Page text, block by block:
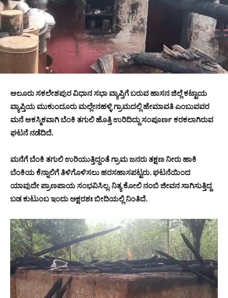
ಆಲೂರು ಸಕಲೇಶಪುರ ವಿಧಾನ ಸಭಾ ವ್ಯಾಪ್ತಿಗೆ ಬರುವ ಹಾಸನ ಜಿಲ್ಲೆ ಕಟ್ಟಾಯ
ವ್ಯಾಪ್ತಿಯ ಮುಕುಂದೂರು ಮಲ್ಲೇನಹಳ್ಳಿ ಗ್ರಾಮದಲ್ಲಿ ಹೇಮಾವತಿ ಎಂಬುವವರ
ಮನೆ ಆಕಸ್ಮಿಕವಾಗಿ ಬೆಂಕಿ ತಗುಲಿ ಹೊತ್ತಿ ಉರಿದಿದ್ದು ಸಂಪೂರ್ಣ ಕರಕಲಾಗಿರುವ
ಘಟನೆ ನಡೆದಿದೆ.
ಮನೆಗೆ ಬೆಂಕಿ ತಗುಲಿ ಉರಿಯುತ್ತಿದ್ದಂತೆ ಗ್ರಾಮ ಜನರು ತಕ್ಷಣ ನೀರು ಹಾಕಿ
ಬೆಂಕಿಯ ಕೆನ್ನಾಲಿಗೆ ತಿಳಿಗೊಳಿಸಲು ಹರಸಹಾಸಪಟ್ಟರು. ಘಟನೆಯಿಂದ
ಯಾವುದೇ ಪ್ರಾಣಪಾಯ ಸಂಭವಿಸಿಲ್ಲ. ನಿತ್ಯ ಕೋಲಿ ನಂಬಿ ಜೀವನ ಸಾಗಿಸುತ್ತಿದ್ದ
ಬಡ ಕುಟುಂಬ ಇಂದು ಅಕ್ಷರಶಃ ಬೀದಿಯಲ್ಲಿ ನಿಂತಿದೆ.